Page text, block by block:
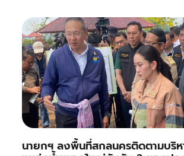
นายกฯ ลงพื้นที่สกลนครติดตามบริห